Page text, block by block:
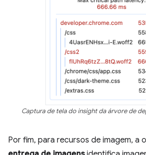
Captura de tela do insight da árvore de
Por fim, para recursos de imagem, a